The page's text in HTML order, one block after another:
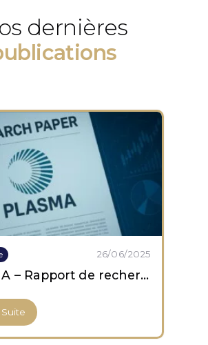
dernières
26/06/2025
PLASMA – Rapport de recherche
Suite